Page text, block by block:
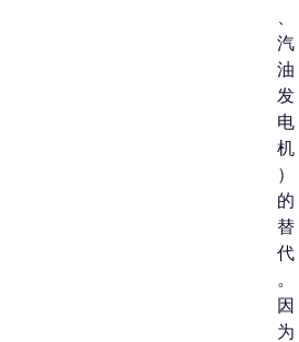
、
汽
油
发
电
机
）
的
替
代
。
因
为